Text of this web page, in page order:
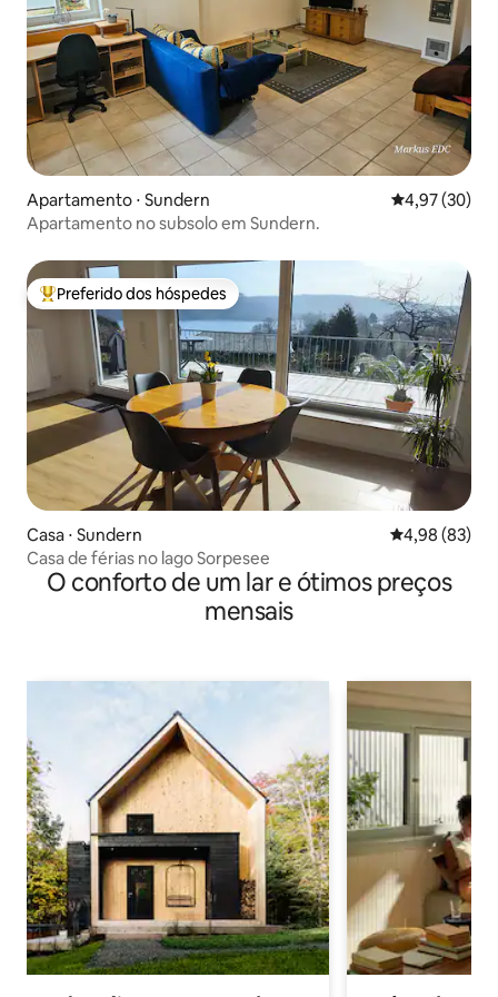
Apartamento ⋅ Sundern 4,97 de uma
4,97 (30)
Apartamento no subsolo em Sundern.
Entre os melhores preferidos dos hóspedes
Preferido dos hóspedes
Casa ⋅ Sundern 4,98 de uma
4,98 (83)
Casa de férias no lago Sorpesee
O conforto de um lar e ótimos preços
mensais